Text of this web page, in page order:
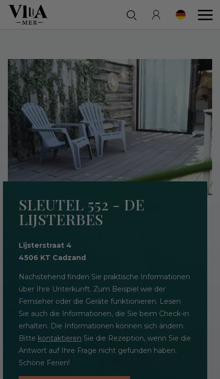
SLEUTEL 552 - DE
LIJSTERBES
Lijsterstraat 4
4506 KT Cadzand
Nachstehend finden Sie praktische Informationen
über Ihre Unterkunft. Zum Beispiel wie der
Fernseher oder die Geräte funktionieren. Lesen
Sie auch die Informationen, die Sie beim Check-in
erhalten. Die Informationen können sich ändern.
Bitte kontaktieren Sie die Rezeption, wenn Sie die
Antwort auf Ihre Frage nicht gefunden haben.
Schöne Ferien!